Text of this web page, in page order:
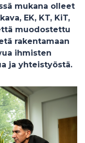
mukana olleet
EK, KT, KiT,
muodostettu
rakentamaan
ihmisten
ja yhteistyöstä.